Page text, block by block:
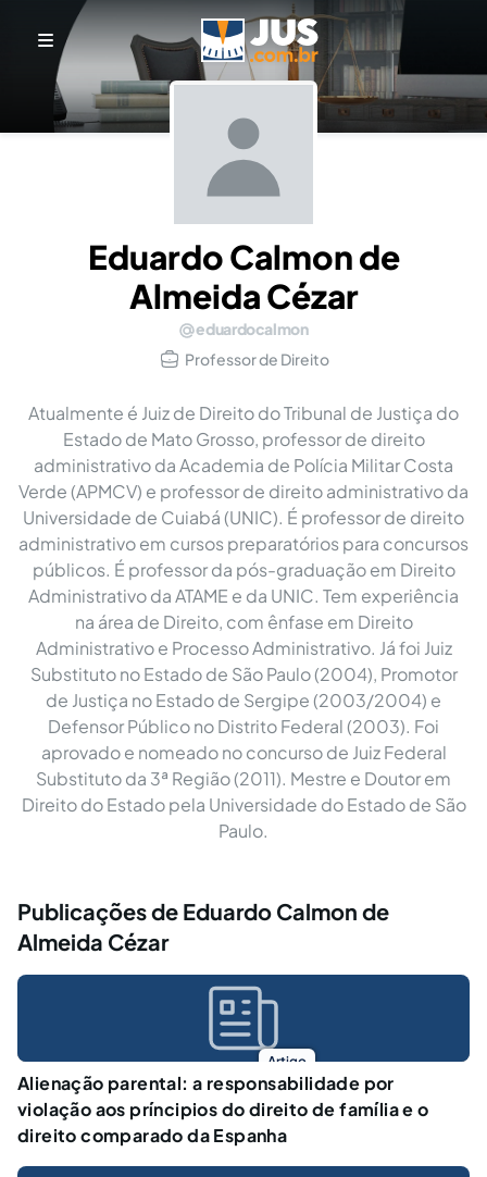
Eduardo Calmon de
Almeida Cézar
eduardocalmon
Professor de Direito
Atualmente é Juiz de Direito do Tribunal de Justiça do
Estado de Mato Grosso, professor de direito
administrativo da Academia de Polícia Militar Costa
Verde (APMCV) e professor de direito administrativo da
Universidade de Cuiabá (UNIC). É professor de direito
administrativo em cursos preparatórios para concursos
públicos. É professor da pós-graduação em Direito
Administrativo da ATAME e da UNIC. Tem experiência
na área de Direito, com ênfase em Direito
Administrativo e Processo Administrativo. Já foi Juiz
Substituto no Estado de São Paulo (2004), Promotor
de Justiça no Estado de Sergipe (2003/2004) e
Defensor Público no Distrito Federal (2003). Foi
aprovado e nomeado no concurso de Juiz Federal
Substituto da 3ª Região (2011). Mestre e Doutor em
Direito do Estado pela Universidade do Estado de São
Paulo.
Publicações de Eduardo Calmon de
Almeida Cézar
Artigo
Alienação parental: a responsabilidade por
violação aos príncipios do direito de família e o
direito comparado da Espanha